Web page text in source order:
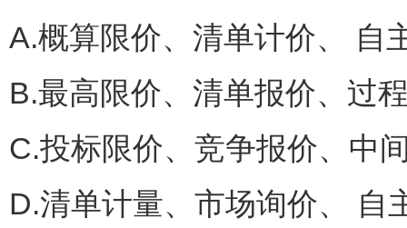
A.概算限价、清单计价、 自
B.最高限价、清单报价、过
C.投标限价、竞争报价、中
D.清单计量、市场询价、 自